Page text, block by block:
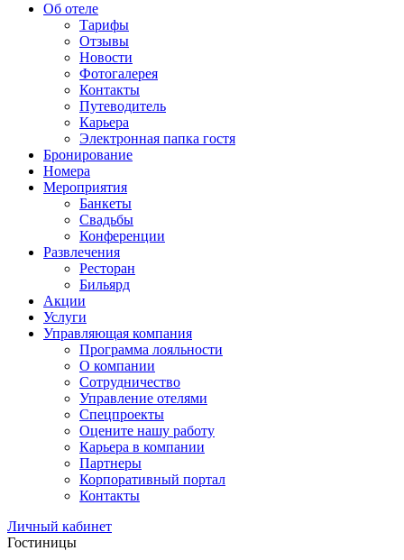
Об отеле
Тарифы
Отзывы
Новости
Фотогалерея
Контакты
Путеводитель
Карьера
Электронная папка гостя
Бронирование
Номера
Мероприятия
Банкеты
Свадьбы
Конференции
Развлечения
Ресторан
Бильярд
Акции
Услуги
Управляющая компания
Программа лояльности
О компании
Сотрудничество
Управление отелями
Спецпроекты
Оцените нашу работу
Карьера в компании
Партнеры
Корпоративный портал
Контакты
Личный кабинет
Гостиницы